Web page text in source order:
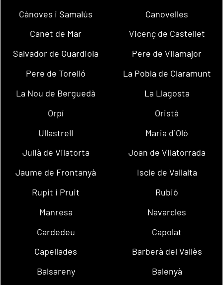
Cànoves i Samalús
Canovelles
Canet de Mar
Vicenç de Castellet
Salvador de Guardiola
Pere de Vilamajor
Pere de Torelló
La Pobla de Claramunt
La Nou de Berguedà
La Llagosta
Orpí
Oristà
Ullastrell
Maria d´Oló
Julià de Vilatorta
Joan de Vilatorrada
Jaume de Frontanyà
Iscle de Vallalta
Rupit i Pruit
Rubió
Manresa
Navarcles
Cardedeu
Capolat
Capellades
Barberà del Vallès
Balsareny
Balenyà